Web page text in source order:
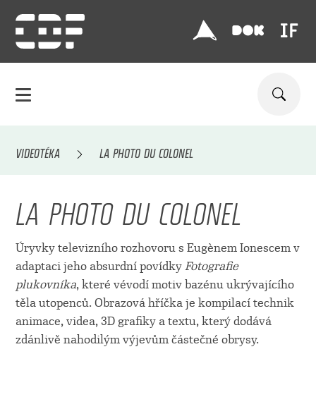
VIDEOTÉKA LA PHOTO DU COLONEL
LA PHOTO DU COLONEL
Úryvky televizního rozhovoru s Eugènem Ionescem v
adaptaci jeho absurdní povídky Fotografie
plukovníka, které vévodí motiv bazénu ukrývajícího
těla utopenců. Obrazová hříčka je kompilací technik
animace, videa, 3D grafiky a textu, který dodává
zdánlivě nahodilým výjevům částečné obrysy.